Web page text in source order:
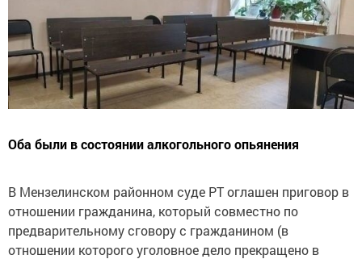
Оба были в состоянии алкогольного опьянения
В Мензелинском районном суде РТ оглашен приговор в
отношении гражданина, который совместно по
предварительному сговору с гражданином (в
отношении которого уголовное дело прекращено в